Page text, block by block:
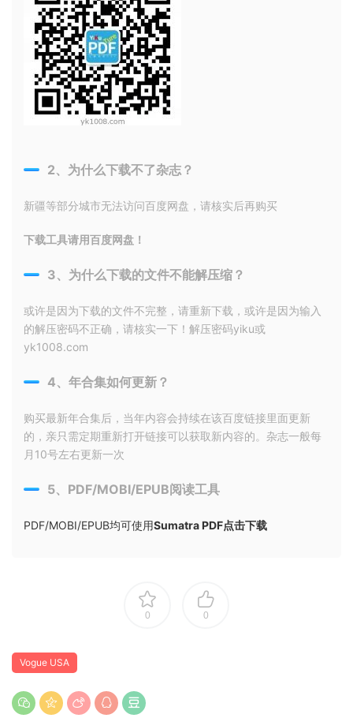
2、为什么下载不了杂志？
新疆等部分城市无法访问百度网盘，请核实后再购买
下载工具请用百度网盘！
3、为什么下载的文件不能解压缩？
或许是因为下载的文件不完整，请重新下载，或许是因为输入
的解压密码不正确，请核实一下！解压密码yiku或
yk1008.com
4、年合集如何更新？
购买最新年合集后，当年内容会持续在该百度链接里面更新
的，亲只需定期重新打开链接可以获取新内容的。杂志一般每
月10号左右更新一次
5、PDF/MOBI/EPUB阅读工具
PDF/MOBI/EPUB均可使用Sumatra PDF点击下载
0 0
Vogue USA